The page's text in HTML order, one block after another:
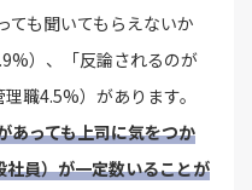
も聞いてもらえないか
）、「反論されるのが
職4.5%）があります。
あっても上司に気をつか
員）が一定数いることが